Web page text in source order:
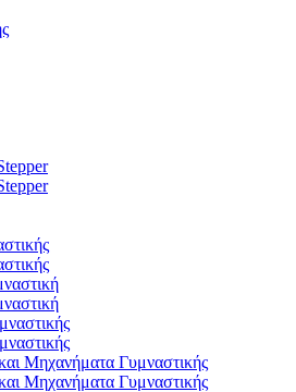
Μηχανήματα Γυμναστικής
Μηχανήματα Γυμναστικής